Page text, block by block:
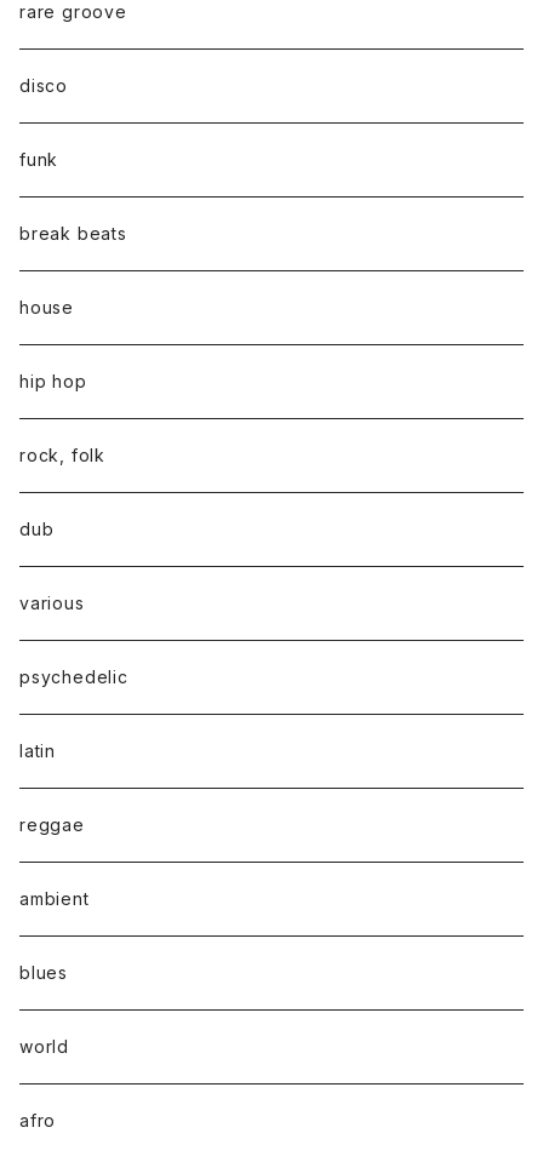
rare groove
disco
funk
break beats
house
hip hop
rock, folk
dub
various
psychedelic
latin
reggae
ambient
blues
world
afro